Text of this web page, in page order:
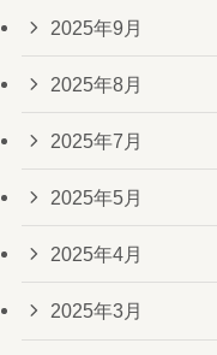
2025年9月
2025年8月
2025年7月
2025年5月
2025年4月
2025年3月